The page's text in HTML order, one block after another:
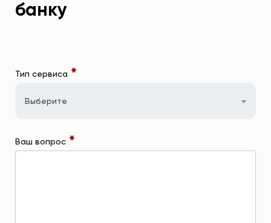
банку
Тип сервиса *
Выберите
Ваш вопрос *